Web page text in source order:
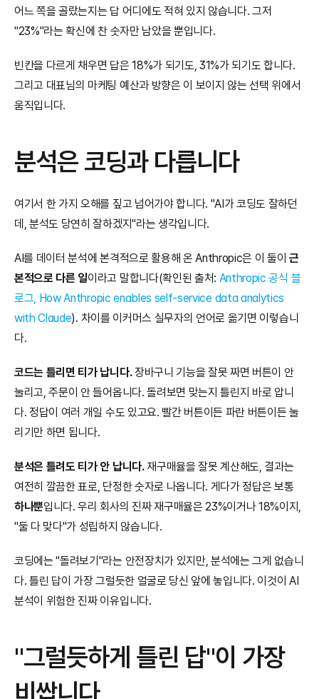
어느 쪽을 골랐는지는 답 어디에도 적혀 있지 않습니다. 그저
"23%"라는 확신에 찬 숫자만 남았을 뿐입니다.
빈칸을 다르게 채우면 답은 18%가 되기도, 31%가 되기도 합니다.
그리고 대표님의 마케팅 예산과 방향은 이 보이지 않는 선택 위에서
움직입니다.
분석은 코딩과 다릅니다
여기서 한 가지 오해를 짚고 넘어가야 합니다. "AI가 코딩도 잘하던
데, 분석도 당연히 잘하겠지"라는 생각입니다.
AI를 데이터 분석에 본격적으로 활용해 온 Anthropic은 이 둘이 근
본적으로 다른 일이라고 말합니다(확인된 출처: Anthropic 공식 블
로그, How Anthropic enables self-service data analytics
with Claude). 차이를 이커머스 실무자의 언어로 옮기면 이렇습니
다.
코드는 틀리면 티가 납니다. 장바구니 기능을 잘못 짜면 버튼이 안
눌리고, 주문이 안 들어옵니다. 돌려보면 맞는지 틀린지 바로 압니
다. 정답이 여러 개일 수도 있고요. 빨간 버튼이든 파란 버튼이든 눌
리기만 하면 됩니다.
분석은 틀려도 티가 안 납니다. 재구매율을 잘못 계산해도, 결과는
하나뿐입니다. 우리 회사의 진짜 재구매율은 23%이거나 18%이지,
"둘 다 맞다"가 성립하지 않습니다.
코딩에는 "돌려보기"라는 안전장치가 있지만, 분석에는 그게 없습니
다. 틀린 답이 가장 그럴듯한 얼굴로 당신 앞에 놓입니다. 이것이 AI
분석이 위험한 진짜 이유입니다.
"그럴듯하게 틀린 답"이 가장